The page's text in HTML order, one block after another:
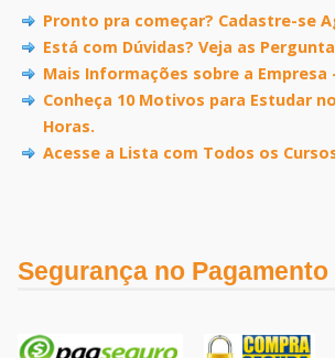
Pronto pra começar? Cadastre-se
Está com Dúvidas? Veja as
Mais Informações sobre a Empresa
Conheça 10 Motivos para Estudar
Horas.
Acesse a Lista com Todos os
Segurança no Pagamento